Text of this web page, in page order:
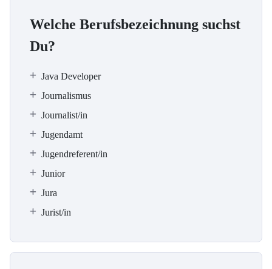
Welche Berufsbezeichnung suchst
Du?
Java Developer
Journalismus
Journalist/in
Jugendamt
Jugendreferent/in
Junior
Jura
Jurist/in